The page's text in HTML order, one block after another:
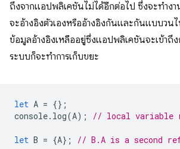
ถึงจากแอปพลิเคชันไม่ได้อีกต่อไป ซึ่งจะทำงา
จะอ้างอิงตัวเองหรืออ้างอิงกันและกันแบบวน
ข้อมูลอ้างอิงเหลืออยู่ซึ่งแอปพลิเคชันจะเข้าถึ
ระบบก็จะทำการเก็บขยะ
let A = {};
console. log(A); // local variable
let B = {A}; // B.A is a second